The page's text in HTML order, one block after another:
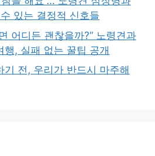
있는 결정적 신호들
어디든 괜찮을까?” 노령견과
행, 실패 없는 꿀팁 공개
전, 우리가 반드시 마주해